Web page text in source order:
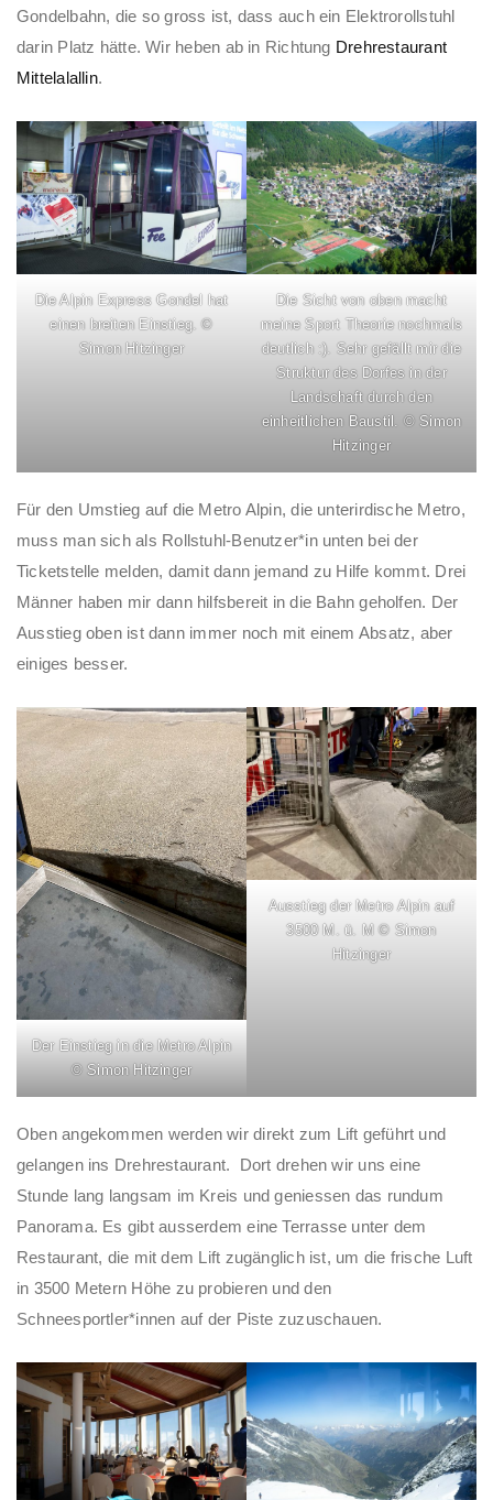
Gondelbahn, die so gross ist, dass auch ein Elektrorollstuhl
darin Platz hätte. Wir heben ab in Richtung Drehrestaurant
Mittelalallin.
Die Alpin Express Gondel hat
einen breiten Einstieg. ©
Simon Hitzinger
Die Sicht von oben macht
meine Sport Theorie nochmals
deutlich :). Sehr gefällt mir die
Struktur des Dorfes in der
Landschaft durch den
einheitlichen Baustil. © Simon
Hitzinger
Für den Umstieg auf die Metro Alpin, die unterirdische Metro,
muss man sich als Rollstuhl-Benutzer*in unten bei der
Ticketstelle melden, damit dann jemand zu Hilfe kommt. Drei
Männer haben mir dann hilfsbereit in die Bahn geholfen. Der
Ausstieg oben ist dann immer noch mit einem Absatz, aber
einiges besser.
Der Einstieg in die Metro Alpin
© Simon Hitzinger
Ausstieg der Metro Alpin auf
3500 M. ü. M © Simon
Hitzinger
Oben angekommen werden wir direkt zum Lift geführt und
gelangen ins Drehrestaurant. Dort drehen wir uns eine
Stunde lang langsam im Kreis und geniessen das rundum
Panorama. Es gibt ausserdem eine Terrasse unter dem
Restaurant, die mit dem Lift zugänglich ist, um die frische Luft
in 3500 Metern Höhe zu probieren und den
Schneesportler*innen auf der Piste zuzuschauen.